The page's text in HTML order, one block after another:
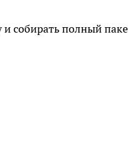
и собирать полный